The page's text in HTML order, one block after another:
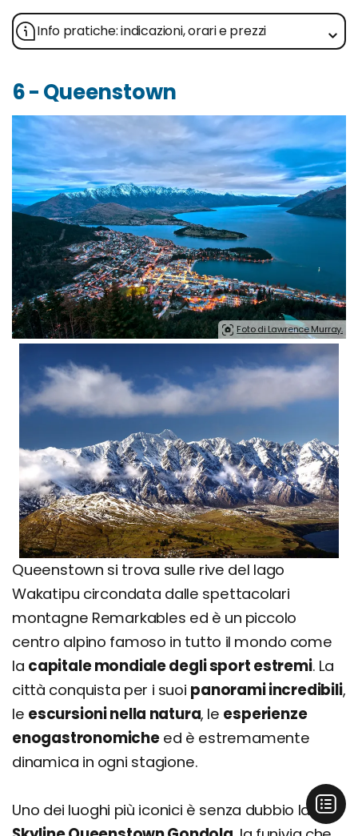
Info pratiche: indicazioni, orari e prezzi
6 - Queenstown
Foto di Lawrence Murray.
Queenstown si trova sulle rive del lago
Wakatipu circondata dalle spettacolari
montagne Remarkables ed è un piccolo
centro alpino famoso in tutto il mondo come
la capitale mondiale degli sport estremi. La
città conquista per i suoi panorami incredibili,
le escursioni nella natura, le esperienze
enogastronomicheed è estremamente
dinamica in ogni stagione.
Uno dei luoghi più iconici è senza dubbio la